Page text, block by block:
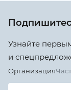
Узнайте
и
Организация